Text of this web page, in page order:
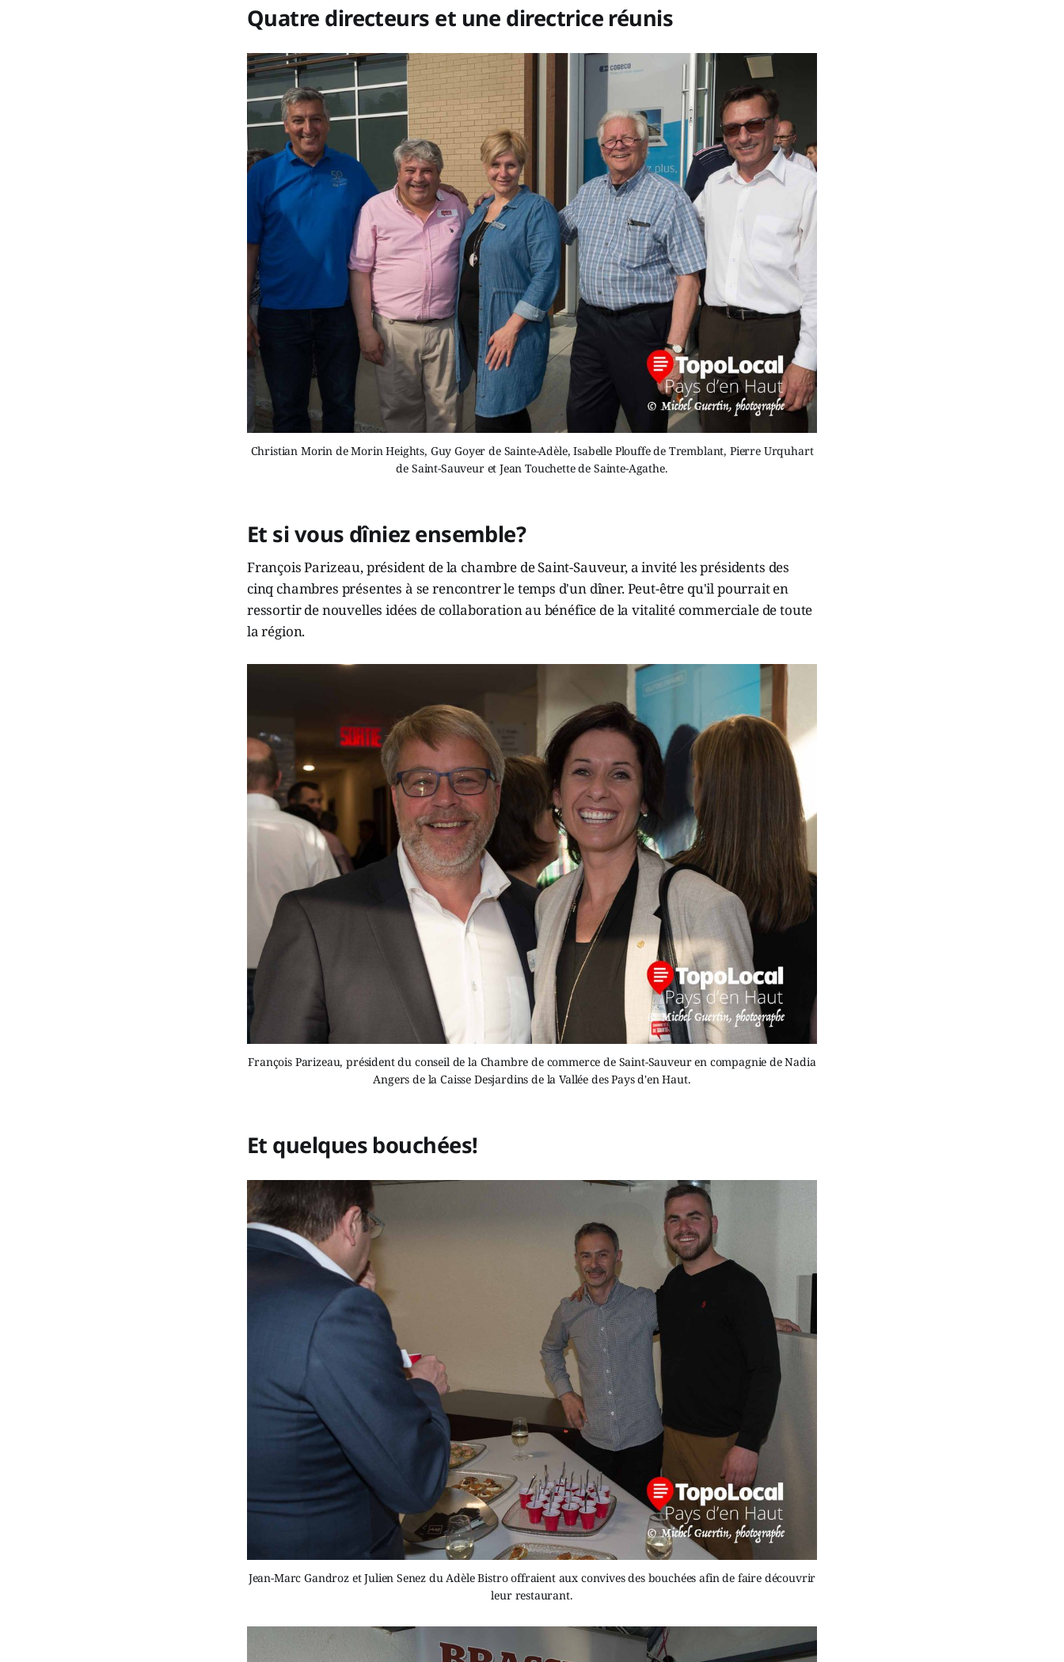
Quatre directeurs et une directrice réunis
Christian Morin de Morin Heights, Guy Goyer de Sainte-Adèle, Isabelle Plouffe de Tremblant, Pierre Urquhart
de Saint-Sauveur et Jean Touchette de Sainte-Agathe.
Et si vous dîniez ensemble?
François Parizeau, président de la chambre de Saint-Sauveur, a invité les présidents des
cinq chambres présentes à se rencontrer le temps d'un dîner. Peut-être qu'il pourrait en
ressortir de nouvelles idées de collaboration au bénéfice de la vitalité commerciale de toute
la région.
François Parizeau, président du conseil de la Chambre de commerce de Saint-Sauveur en compagnie de Nadia
Angers de la Caisse Desjardins de la Vallée des Pays d'en Haut.
Et quelques bouchées!
Jean-Marc Gandroz et Julien Senez du Adèle Bistro offraient aux convives des bouchées afin de faire découvrir
leur restaurant.